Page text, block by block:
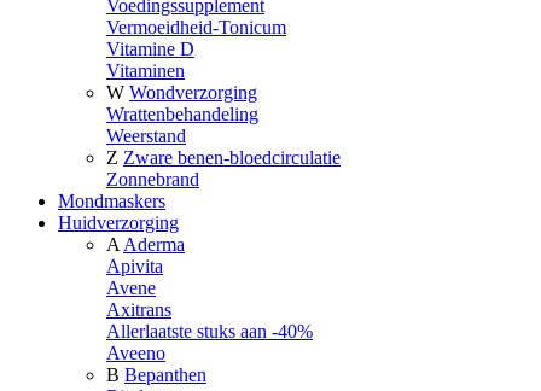
Voedingssupplement
Vermoeidheid-Tonicum
Vitamine D
Vitaminen
W Wondverzorging
Wrattenbehandeling
Weerstand
Z Zware benen-bloedcirculatie
Zonnebrand
Mondmaskers
Huidverzorging
A Aderma
Apivita
Avene
Axitrans
Allerlaatste stuks aan -40%
Aveeno
B Bepanthen